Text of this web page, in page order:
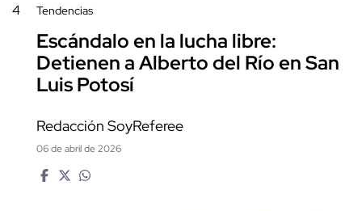
4 Tendencias
Escándalo en la lucha libre:
Detienen a Alberto del Río en San
Luis Potosí
Redacción SoyReferee
06 de abril de 2026